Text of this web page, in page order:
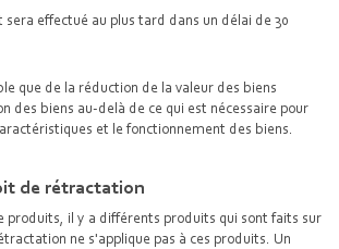
effectué au plus tard dans un délai de 30
que de la réduction de la valeur des biens
des biens au-delà de ce qui est nécessaire pour
et le fonctionnement des biens.
de rétractation
produits, il y a différents produits qui sont faits sur
ne s'applique pas à ces produits. Un